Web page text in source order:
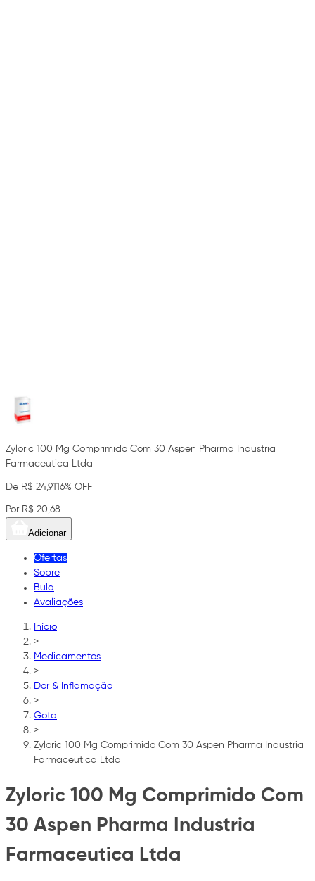
Zyloric 100 Mg Comprimido Com 30 Aspen Pharma Industria
Farmaceutica Ltda
De R$ 24,9116% OFF
Por R$ 20,68
Adicionar
Ofertas
Sobre
Bula
Avaliações
Início
>
Medicamentos
>
Dor & Inflamação
>
Gota
>
Zyloric 100 Mg Comprimido Com 30 Aspen Pharma Industria
Farmaceutica Ltda
Zyloric 100 Mg Comprimido Com
30 Aspen Pharma Industria
Farmaceutica Ltda